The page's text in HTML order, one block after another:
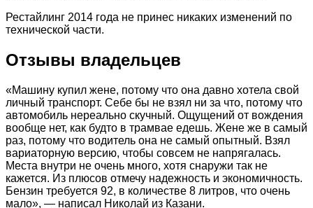
Рестайлинг 2014 года не принес никаких изменений по
технической части.
Отзывы владельцев
«Машину купил жене, потому что она давно хотела свой
личный транспорт. Себе бы не взял ни за что, потому что
автомобиль нереально скучный. Ощущений от вождения
вообще нет, как будто в трамвае едешь. Жене же в самый
раз, потому что водитель она не самый опытный. Взял
вариаторную версию, чтобы совсем не напрягалась.
Места внутри не очень много, хотя снаружи так не
кажется. Из плюсов отмечу надежность и экономичность.
Бензин требуется 92, в количестве 8 литров, что очень
мало», — написал Николай из Казани.